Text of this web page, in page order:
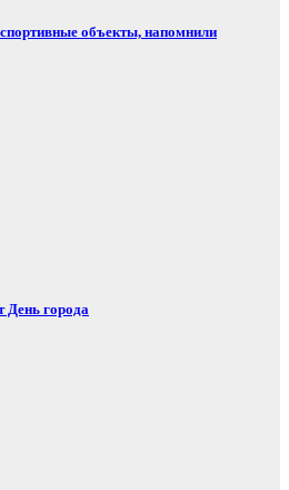
объекты, напомнили
День города